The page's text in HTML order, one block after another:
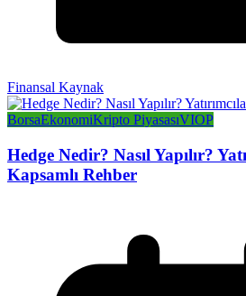
Finansal Kaynak
BorsaEkonomiKripto PiyasasıVIOP
Hedge Nedir? Nasıl Yapılır?
Kapsamlı Rehber